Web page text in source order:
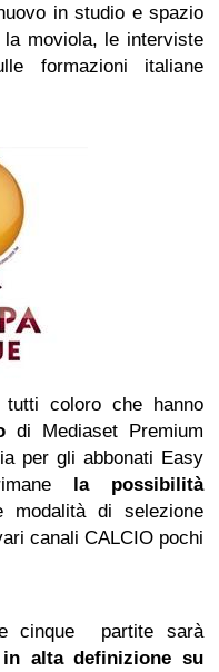
in studio e spazio
moviola, le interviste
formazioni italiane
coloro che hanno
di Mediaset Premium
per gli abbonati Easy
la possibilità
modalità di selezione
canali CALCIO pochi
cinque partite sarà
alta definizione su